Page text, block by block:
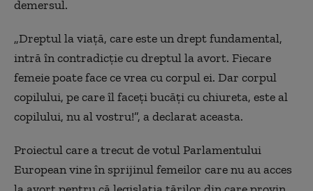
demersul.
„Dreptul la viață, care este un drept fundamental,
intră în contradicție cu dreptul la avort. Fiecare
femeie poate face ce vrea cu corpul ei. Dar corpul
copilului, pe care îl faceți bucăți cu chiureta, este al
copilului, nu al vostru!”, a declarat aceasta.
Proiectul care a trecut de votul Parlamentului
European vine în sprijinul femeilor care nu au acces